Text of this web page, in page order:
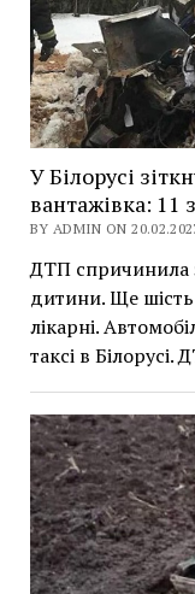
У Білорусі
вантажівка: 11
BY ADMIN ON
ДТП спричинила
дитини. Ще
лікарні.
таксі в